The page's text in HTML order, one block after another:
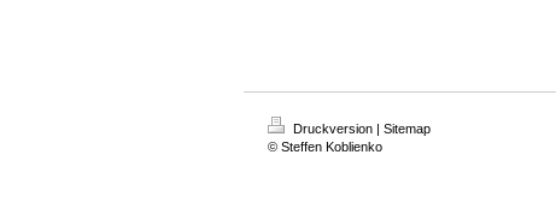
Druckversion | Sitemap
© Steffen Koblienko